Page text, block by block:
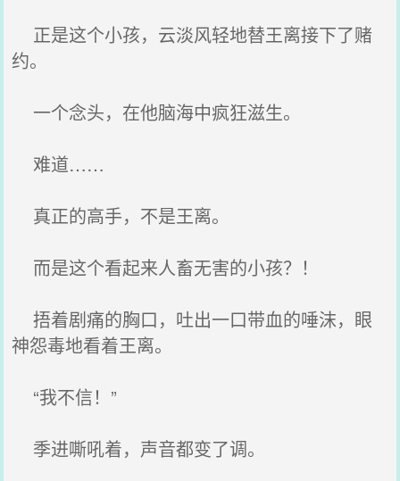
正是这个小孩，云淡风轻地替王离接下了赌
约。
一个念头，在他脑海中疯狂滋生。
难道……
真正的高手，不是王离。
而是这个看起来人畜无害的小孩？！
捂着剧痛的胸口，吐出一口带血的唾沫，眼
神怨毒地看着王离。
“我不信！”
季进嘶吼着，声音都变了调。